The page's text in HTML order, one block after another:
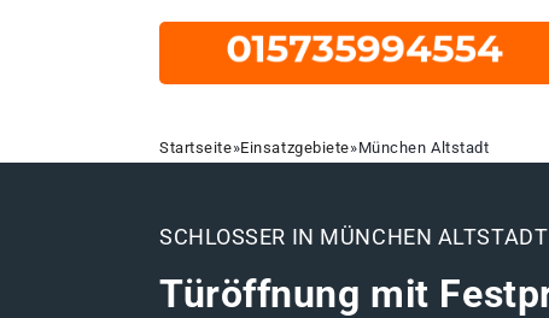
Startseite»Einsatzgebiete»München Altstadt
SCHLOSSER IN MÜNCHEN ALTSTADT
Türöffnung mit